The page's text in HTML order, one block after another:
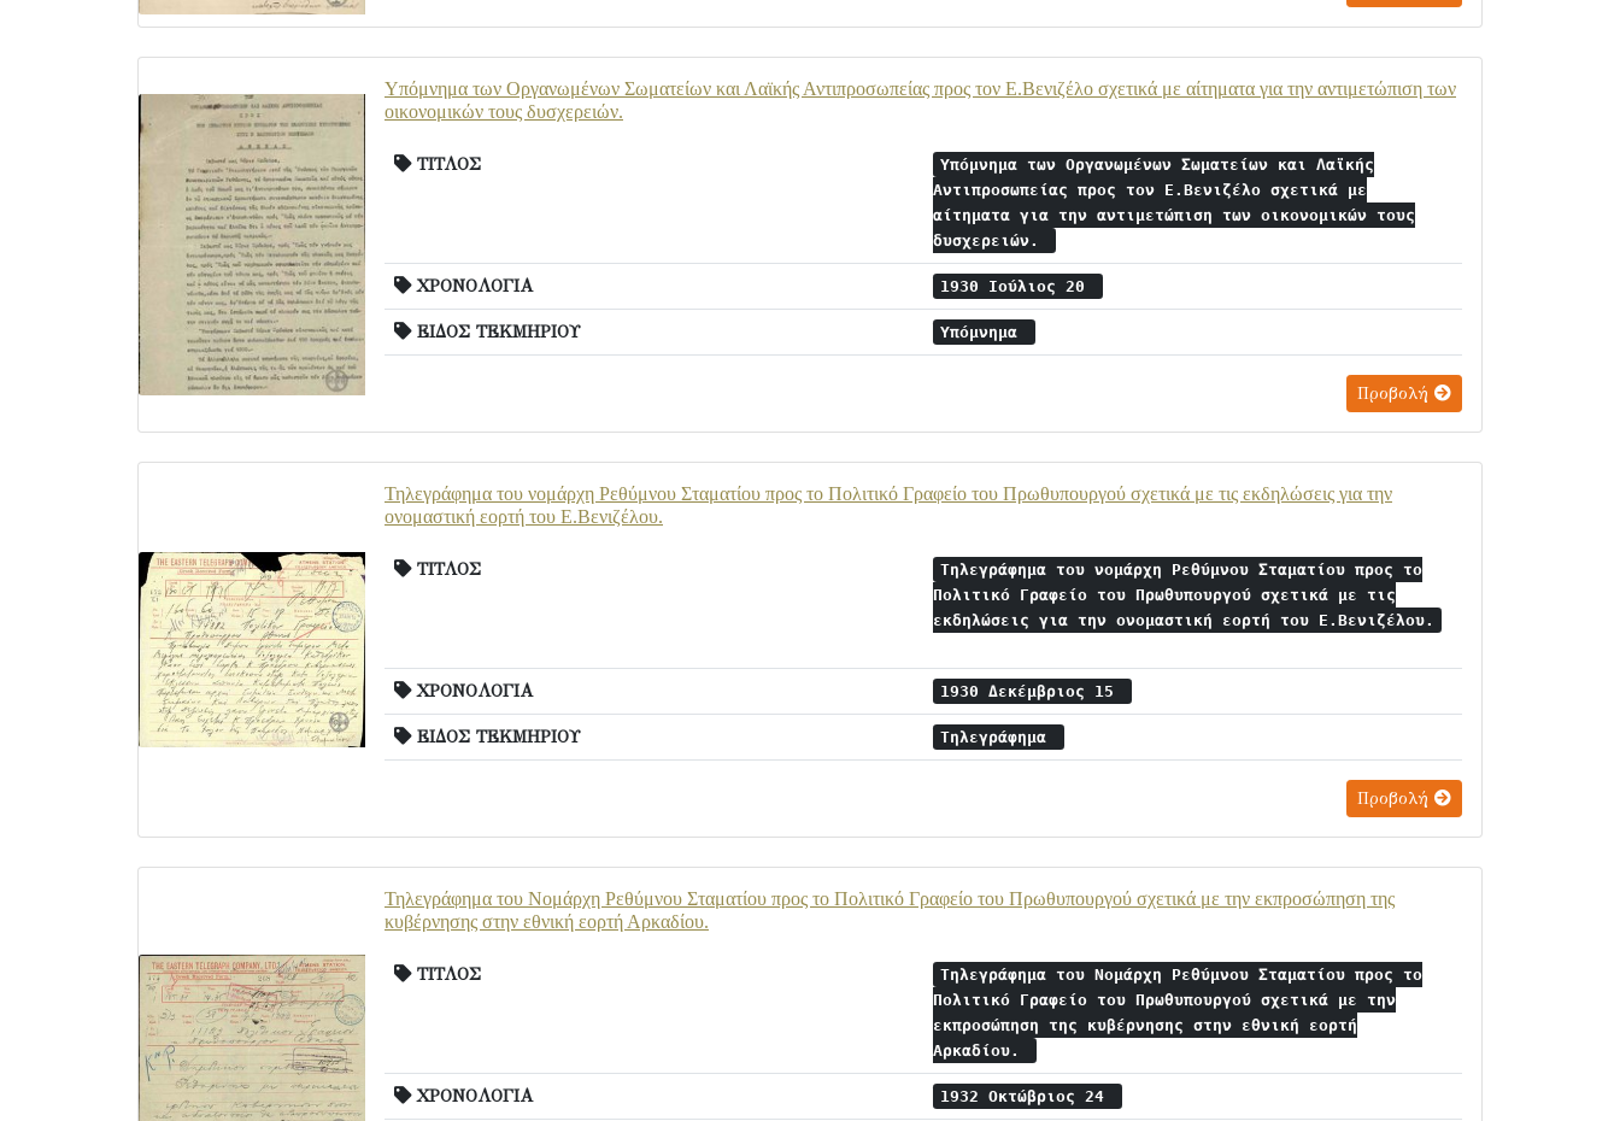
Υπόμνημα των Οργανωμένων Σωματείων και Λαϊκής Αντιπροσωπείας προς τον Ε.Βενιζέλο σχετικά με αίτηματα για την αντιμετώπιση των
οικονομικών τους δυσχερειών.
ΤΙΤΛΟΣ
Υπόμνημα των Οργανωμένων Σωματείων και Λαϊκής
Αντιπροσωπείας προς τον Ε.Βενιζέλο σχετικά με
αίτηματα για την αντιμετώπιση των οικονομικών τους
δυσχερειών.
ΧΡΟΝΟΛΟΓΙΑ 1930 Ιούλιος 20
ΕΙΔΟΣ ΤΕΚΜΗΡΙΟΥ Υπόμνημα
Προβολή
Τηλεγράφημα του νομάρχη Ρεθύμνου Σταματίου προς το Πολιτικό Γραφείο του Πρωθυπουργού σχετικά με τις εκδηλώσεις για την
ονομαστική εορτή του Ε.Βενιζέλου.
ΤΙΤΛΟΣ
Τηλεγράφημα του νομάρχη Ρεθύμνου Σταματίου προς το
Πολιτικό Γραφείο του Πρωθυπουργού σχετικά με τις
εκδηλώσεις για την ονομαστική εορτή του Ε.Βενιζέλου.
ΧΡΟΝΟΛΟΓΙΑ 1930 Δεκέμβριος 15
ΕΙΔΟΣ ΤΕΚΜΗΡΙΟΥ Τηλεγράφημα
Προβολή
Τηλεγράφημα του Νομάρχη Ρεθύμνου Σταματίου προς το Πολιτικό Γραφείο του Πρωθυπουργού σχετικά με την εκπροσώπηση της
κυβέρνησης στην εθνική εορτή Αρκαδίου.
ΤΙΤΛΟΣ
Τηλεγράφημα του Νομάρχη Ρεθύμνου Σταματίου προς το
Πολιτικό Γραφείο του Πρωθυπουργού σχετικά με την
εκπροσώπηση της κυβέρνησης στην εθνική εορτή
Αρκαδίου.
ΧΡΟΝΟΛΟΓΙΑ 1932 Οκτώβριος 24